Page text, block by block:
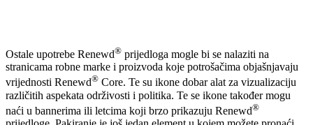
Ostale upotrebe Renewd® prijedloga mogle bi se nalaziti na
stranicama robne marke i proizvoda koje potrošačima objašnjavaju
vrijednosti Renewd® Core. Te su ikone dobar alat za vizualizaciju
različitih aspekata održivosti i politika. Te se ikone također mogu
naći u bannerima ili letcima koji brzo prikazuju Renewd®